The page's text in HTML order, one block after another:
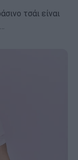
τσάι είναι